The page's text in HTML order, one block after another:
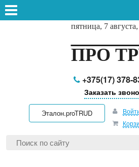
пятница, 7
ПРО
+375(17) 378-
Заказать
Эталон.proTRUD